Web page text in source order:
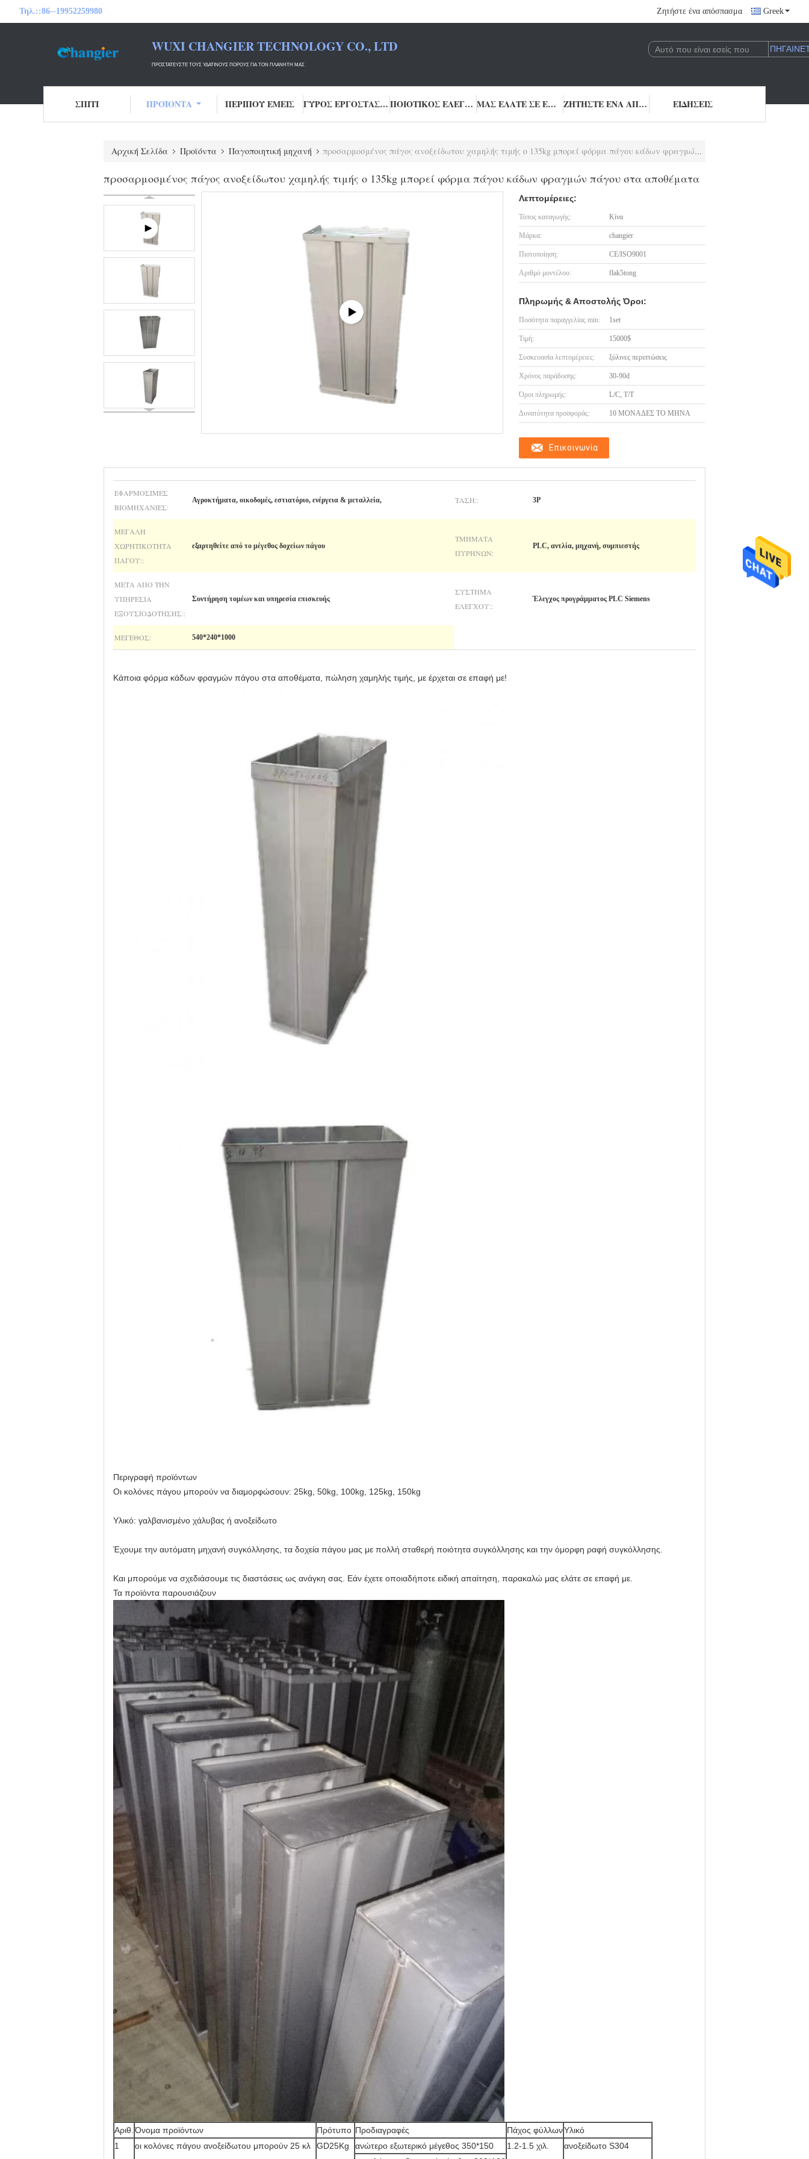
Τηλ.::86--19952259980 Ζητήστε ένα απόσπασμα Greek
WUXI CHANGIER TECHNOLOGY CO., LTD
ΠΡΟΣΤΑΤΕΎΣΤΕ ΤΟΥΣ ΥΔΆΤΙΝΟΥΣ ΠΌΡΟΥΣ ΓΙΑ ΤΟΝ ΠΛΑΝΉΤΗ ΜΑΣ
ΣΠΊΤΙ ΠΡΟΪΌΝΤΑ ΠΕΡΊΠΟΥ ΕΜΕΊΣ ΓΎΡΟΣ ΕΡΓΟΣΤΑΣΊΩΝ ΠΟΙΟΤΙΚΌΣ ΈΛΕΓΧΟΣ ΜΑΣ ΕΛΆΤΕ ΣΕ ΕΠΑΦΉ ΜΕ ΖΗΤΉΣΤΕ ΈΝΑ ΑΠΌΣΠΑΣΜΑ ΕΙΔΉΣΕΙΣ
Αρχική Σελίδα Προϊόντα Παγοποιητική μηχανή προσαρμοσμένος πάγος ανοξείδωτου χαμηλής τιμής ο 135kg μπορεί φόρμα πάγου κάδων φραγμών πάγου στα αποθέματα
προσαρμοσμένος πάγος ανοξείδωτου χαμηλής τιμής ο 135kg μπορεί φόρμα πάγου κάδων φραγμών πάγου στα αποθέματα
Λεπτομέρειες:
Τόπος καταγωγής: Κίνα
Μάρκα: changier
Πιστοποίηση: CE/ISO9001
Αριθμό μοντέλου: flak5tong
Πληρωμής & Αποστολής Όροι:
Ποσότητα παραγγελίας min: 1set
Τιμή: 15000$
Συσκευασία λεπτομέρειες: ξύλινες περιπτώσεις
Χρόνος παράδοσης: 30-90d
Όροι πληρωμής: L/C, T/T
Δυνατότητα προσφοράς: 10 ΜΟΝΑΔΕΣ ΤΟ ΜΗΝΑ
Επικοινωνία
ΕΦΑΡΜΌΣΙΜΕΣ
ΒΙΟΜΗΧΑΝΊΕΣ:
Αγροκτήματα, οικοδομές, εστιατόριο, ενέργεια & μεταλλεία, ΤΆΣΗ:: 3P
ΜΕΓΆΛΗ
ΧΩΡΗΤΙΚΌΤΗΤΑ
ΠΆΓΟΥ::
εξαρτηθείτε από το μέγεθος δοχείων πάγου
ΤΜΉΜΑΤΑ
ΠΥΡΉΝΩΝ:
PLC, αντλία, μηχανή, συμπιεστής
ΜΕΤΆ ΑΠΌ ΤΗΝ
ΥΠΗΡΕΣΊΑ
ΕΞΟΥΣΙΟΔΌΤΗΣΗΣ::
Συντήρηση τομέων και υπηρεσία επισκευής
ΣΎΣΤΗΜΑ
ΕΛΈΓΧΟΥ::
Έλεγχος προγράμματος PLC Siemens
ΜΈΓΕΘΟΣ: 540*240*1000
Κάποια φόρμα κάδων φραγμών πάγου στα αποθέματα, πώληση χαμηλής τιμής, με έρχεται σε επαφή με!
Περιγραφή προϊόντων
Οι κολόνες πάγου μπορούν να διαμορφώσουν: 25kg, 50kg, 100kg, 125kg, 150kg
Υλικό: γαλβανισμένο χάλυβας ή ανοξείδωτο
Έχουμε την αυτόματη μηχανή συγκόλλησης, τα δοχεία πάγου μας με πολλή σταθερή ποιότητα συγκόλλησης και την όμορφη ραφή συγκόλλησης.
Και μπορούμε να σχεδιάσουμε τις διαστάσεις ως ανάγκη σας. Εάν έχετε οποιαδήποτε ειδική απαίτηση, παρακαλώ μας ελάτε σε επαφή με.
Τα προϊόντα παρουσιάζουν
Αριθ. Όνομα προϊόντων Πρότυπο Προδιαγραφές Πάχος φύλλωνΥλικό
1
οι κολόνες πάγου ανοξείδωτου μπορούν 25 κλ GD25Kg ανώτερο εξωτερικό μέγεθος 350*150 1.2-1.5 χιλ.
ανοξείδωτο S304